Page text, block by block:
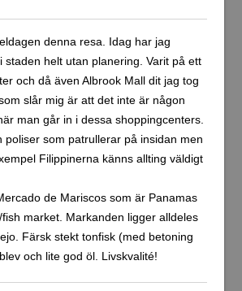
denna resa. Idag har jag
staden helt utan planering. Varit på ett
och då även Albrook Mall dit jag tog
slår mig är att det inte är någon
man går in i dessa shoppingcenters.
poliser som patrullerar på insidan men
Filippinerna känns allting väldigt
de Mariscos som är Panamas
market. Markanden ligger alldeles
Färsk stekt tonfisk (med betoning
och lite god öl. Livskvalité!